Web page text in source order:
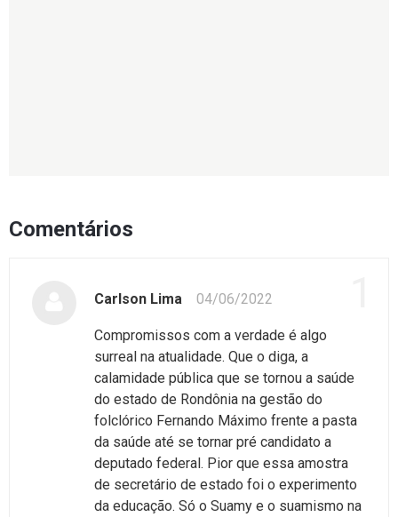
Comentários
Carlson Lima 04/06/2022
Compromissos com a verdade é algo
surreal na atualidade. Que o diga, a
calamidade pública que se tornou a saúde
do estado de Rondônia na gestão do
folclórico Fernando Máximo frente a pasta
da saúde até se tornar pré candidato a
deputado federal. Pior que essa amostra
de secretário de estado foi o experimento
da educação. Só o Suamy e o suamismo na